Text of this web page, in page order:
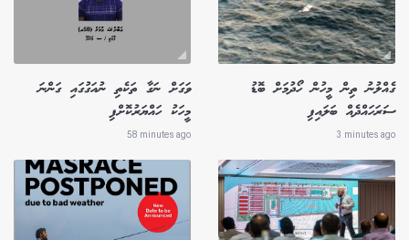
ގެއްލުނު ތިން މީހުން ހޯދުމަށް ބޮޑު
ސަރަހައްދެއް ބަލައިފި
3 minutes ago
ވަގަށް ނަގާ ތަކެތި ނުއަގުގައި ގަންނަ
މީހަކު ހައްޔަރުކޮށްފި
58 minutes ago